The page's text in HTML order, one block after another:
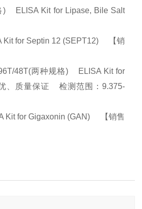
ELISA Kit for Lipase, Bile Salt
for Septin 12 (SEPT12) 【销
48T(两种规格) ELISA Kit for
、质量保证 检测范围：9.375-
Kit for Gigaxonin (GAN) 【销售